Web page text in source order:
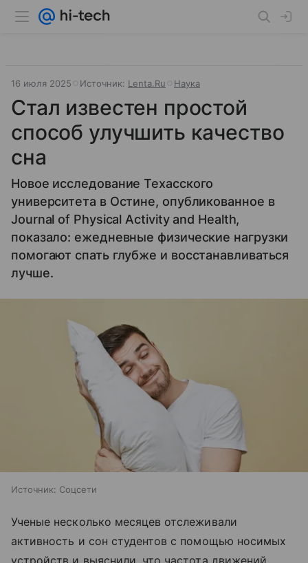
16 июля 2025 Источник: Lenta.Ru Наука
Стал известен простой
способ улучшить качество
сна
Новое исследование Техасского
университета в Остине, опубликованное в
Journal of Physical Activity and Health,
показало: ежедневные физические нагрузки
помогают спать глубже и восстанавливаться
лучше.
Источник: Соцсети
Ученые несколько месяцев отслеживали
активность и сон студентов с помощью носимых